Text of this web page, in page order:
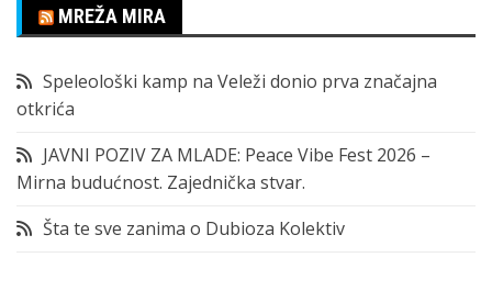
MREŽA MIRA
Speleološki kamp na Veleži donio prva značajna
otkrića
JAVNI POZIV ZA MLADE: Peace Vibe Fest 2026 –
Mirna budućnost. Zajednička stvar.
Šta te sve zanima o Dubioza Kolektiv